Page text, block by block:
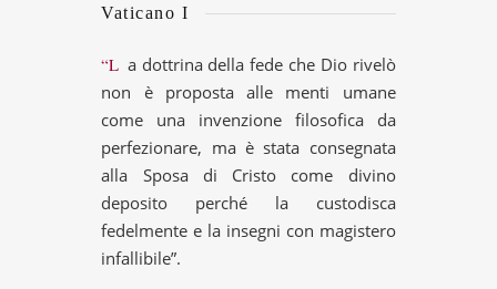
Vaticano I
“La dottrina della fede che Dio rivelò
non è proposta alle menti umane
come una invenzione filosofica da
perfezionare, ma è stata consegnata
alla Sposa di Cristo come divino
deposito perché la custodisca
fedelmente e la insegni con magistero
infallibile”.